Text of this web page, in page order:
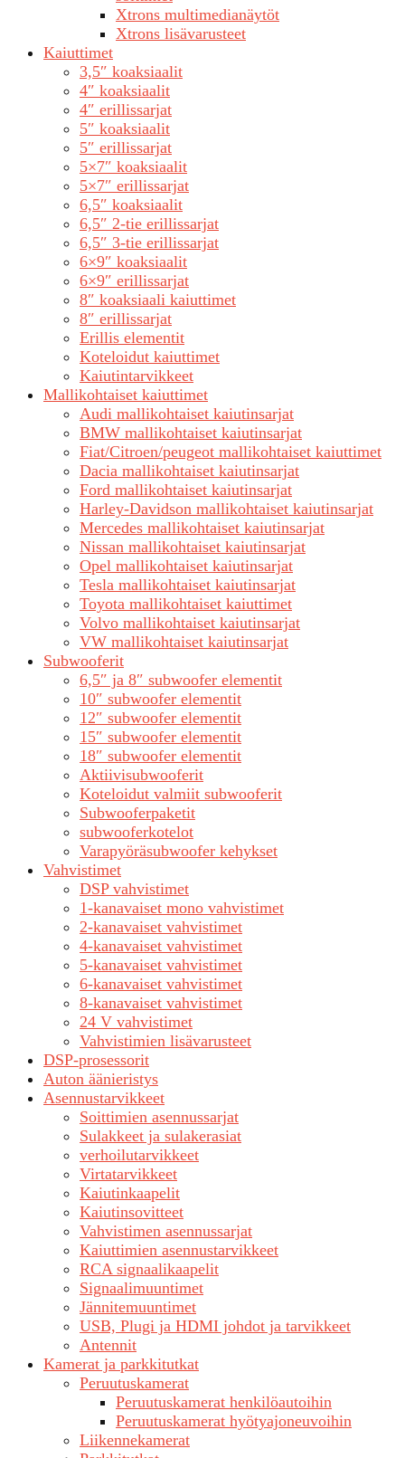
Xtrons multimedianäytöt
Xtrons lisävarusteet
Kaiuttimet
3,5″ koaksiaalit
4″ koaksiaalit
4″ erillissarjat
5″ koaksiaalit
5″ erillissarjat
5×7″ koaksiaalit
5×7″ erillissarjat
6,5″ koaksiaalit
6,5″ 2-tie erillissarjat
6,5″ 3-tie erillissarjat
6×9″ koaksiaalit
6×9″ erillissarjat
8″ koaksiaali kaiuttimet
8″ erillissarjat
Erillis elementit
Koteloidut kaiuttimet
Kaiutintarvikkeet
Mallikohtaiset kaiuttimet
Audi mallikohtaiset kaiutinsarjat
BMW mallikohtaiset kaiutinsarjat
Fiat/Citroen/peugeot mallikohtaiset kaiuttimet
Dacia mallikohtaiset kaiutinsarjat
Ford mallikohtaiset kaiutinsarjat
Harley-Davidson mallikohtaiset kaiutinsarjat
Mercedes mallikohtaiset kaiutinsarjat
Nissan mallikohtaiset kaiutinsarjat
Opel mallikohtaiset kaiutinsarjat
Tesla mallikohtaiset kaiutinsarjat
Toyota mallikohtaiset kaiuttimet
Volvo mallikohtaiset kaiutinsarjat
VW mallikohtaiset kaiutinsarjat
Subwooferit
6,5″ ja 8″ subwoofer elementit
10″ subwoofer elementit
12″ subwoofer elementit
15″ subwoofer elementit
18″ subwoofer elementit
Aktiivisubwooferit
Koteloidut valmiit subwooferit
Subwooferpaketit
subwooferkotelot
Varapyöräsubwoofer kehykset
Vahvistimet
DSP vahvistimet
1-kanavaiset mono vahvistimet
2-kanavaiset vahvistimet
4-kanavaiset vahvistimet
5-kanavaiset vahvistimet
6-kanavaiset vahvistimet
8-kanavaiset vahvistimet
24 V vahvistimet
Vahvistimien lisävarusteet
DSP-prosessorit
Auton äänieristys
Asennustarvikkeet
Soittimien asennussarjat
Sulakkeet ja sulakerasiat
verhoilutarvikkeet
Virtatarvikkeet
Kaiutinkaapelit
Kaiutinsovitteet
Vahvistimen asennussarjat
Kaiuttimien asennustarvikkeet
RCA signaalikaapelit
Signaalimuuntimet
Jännitemuuntimet
USB, Plugi ja HDMI johdot ja tarvikkeet
Antennit
Kamerat ja parkkitutkat
Peruutuskamerat
Peruutuskamerat henkilöautoihin
Peruutuskamerat hyötyajoneuvoihin
Liikennekamerat